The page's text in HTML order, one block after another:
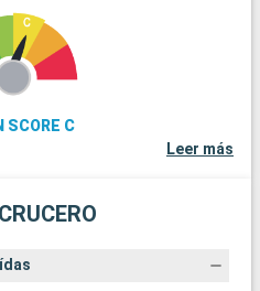
SCORE C
Leer más